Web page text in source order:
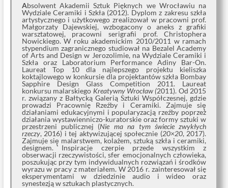
Absolwent Akademii Sztuk Pięknych we Wrocławiu na
Wydziale Ceramiki i Szkła (2012). Dyplom z zakresu szkła
artystycznego i użytkowego zrealizował w pracowni prof.
Małgorzaty Dajewskiej, wzbogacony o aneks z grafiki
warsztatowej, pracowni serigrafii prof. Christophera
Nowickiego. W roku akademickim 2010/2011 w ramach
stypendium zagranicznego studiował na Bezalel Academy
of Arts and Design w Jerozolimie, na Wydziale Ceramiki i
Szkła oraz Laboratorium Performance Adiny Bar-On.
Laureat Top 10 dla najlepszego projektu kieliszka
koktajlowego w konkursie dla projektantów szkła Bombay
Sapphire Design Glass Competition 2011. Laureat
konkursu malarskiego Kreatywny Wrocław (2011). Od 2015
r. związany z Bałtycką Galerią Sztuki Współczesnej, gdzie
prowadzi Pracownię Rzeźby i Ceramiki. Zajmuje się̨
działaniami edukacyjnymi i popularyzacją rzeźby poprzez
działania wystawienniczo-kuratorskie oraz formy sztuki w
przestrzeni publicznej (Nie ma na tym świecie zwykłych
rzeczy, 2016) i tej aktywizującej społecznie (20×20, 2017).
Zajmuje się̨ malarstwem, kolażem, sztuką szkła i ceramiki,
designem. Inspiracje czerpie przede wszystkim z
obserwacji rzeczywistości, sfer emocjonalnych człowieka,
poszukując przy tym indywidualnych rozwiązań i środków
wyrazu w pracy z materiałem. W 2016 r. zainteresował się
eksperymentami w dziedzinie audio i wideo oraz
synestezją w sztukach plastycznych.